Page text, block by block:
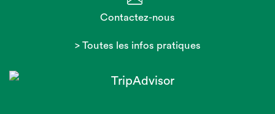
Contactez-nous
> Toutes les infos pratiques